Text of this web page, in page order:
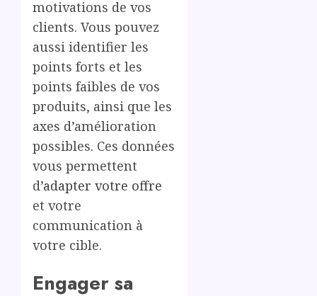
motivations de vos
clients. Vous pouvez
aussi identifier les
points forts et les
points faibles de vos
produits, ainsi que les
axes d’amélioration
possibles. Ces données
vous permettent
d’adapter votre offre
et votre
communication à
votre cible.
Engager sa